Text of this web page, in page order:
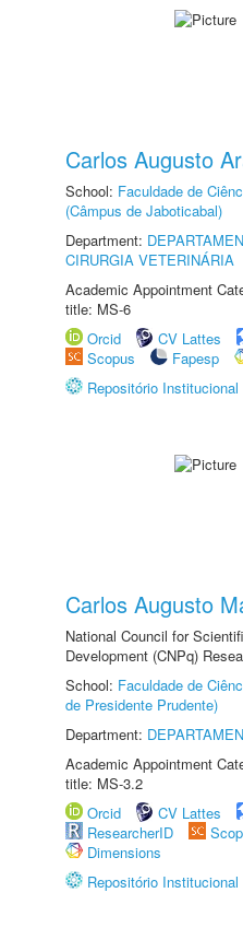
Carlos Augusto
School: Faculdade de
(Câmpus de Jaboticabal)
Department:
CIRURGIA VETERINÁRIA
Academic Appointment
title: MS-6
Orcid
CV Lattes
Scopus
Fapesp
Repositório Institucional
Carlos Augusto
National Council for
Development (CNPq)
School: Faculdade de
de Presidente Prudente)
Department:
Academic Appointment
title: MS-3.2
Orcid
CV Lattes
ResearcherID
Dimensions
Repositório Institucional